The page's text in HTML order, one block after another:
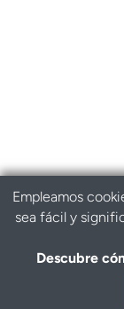
Empleamos
sea fácil y
Descubre